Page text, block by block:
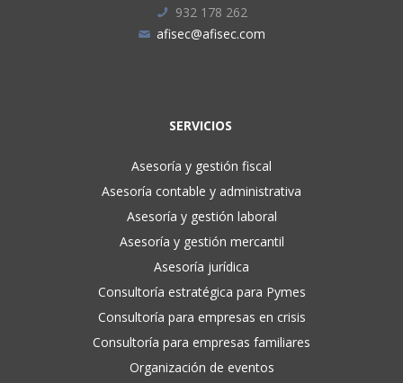
932 178 262
afisec@afisec.com
SERVICIOS
Asesoría y gestión fiscal
Asesoría contable y administrativa
Asesoría y gestión laboral
Asesoría y gestión mercantil
Asesoría jurídica
Consultoría estratégica para Pymes
Consultoría para empresas en crisis
Consultoría para empresas familiares
Organización de eventos